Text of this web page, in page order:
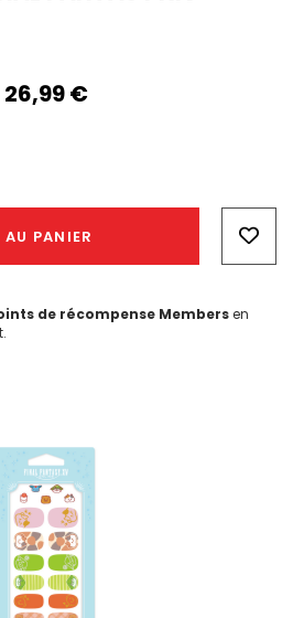
26,99‎ ‎€
:
PANIER
de récompense Membersen